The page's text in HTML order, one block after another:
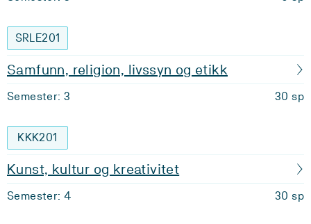
SRLE201
Samfunn, religion, livssyn og etikk
Semester: 3 30 sp
KKK201
Kunst, kultur og kreativitet
Semester: 4 30 sp